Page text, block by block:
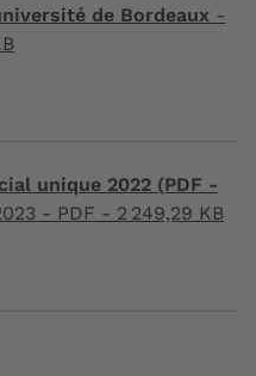
de Bordeaux -
unique 2022 (PDF -
- PDF - 2 249,29 KB